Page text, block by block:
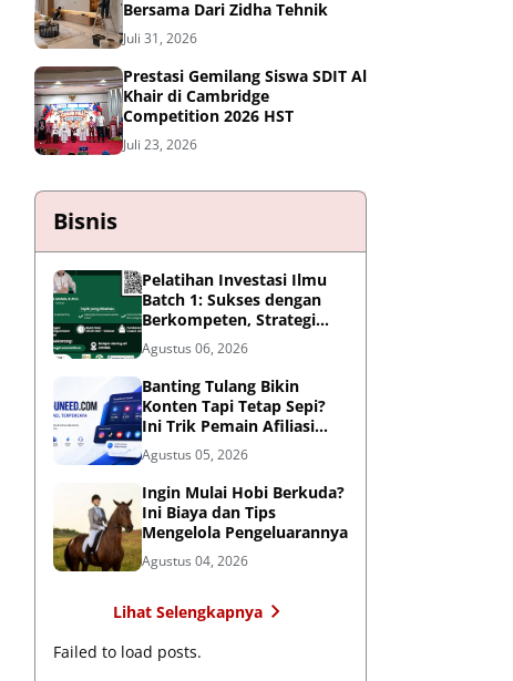
Bersama Dari Zidha Tehnik
Juli 31, 2026
Prestasi Gemilang Siswa SDIT Al
Khair di Cambridge
Competition 2026 HST
Juli 23, 2026
Bisnis
Pelatihan Investasi Ilmu
Batch 1: Sukses dengan
Berkompeten, Strategi
Meningkatkan Daya Saing
di Era AI dan Persaingan
Global
Agustus 06, 2026
Banting Tulang Bikin
Konten Tapi Tetap Sepi?
Ini Trik Pemain Afiliasi
Tembus FYP
Agustus 05, 2026
Ingin Mulai Hobi Berkuda?
Ini Biaya dan Tips
Mengelola Pengeluarannya
Agustus 04, 2026
Lihat Selengkapnya
Failed to load posts.